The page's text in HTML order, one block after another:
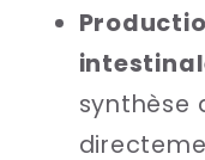
synthèse